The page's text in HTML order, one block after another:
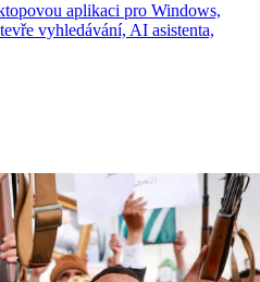
aplikaci pro Windows,
vyhledávání, AI asistenta,